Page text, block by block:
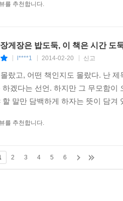
를 만날 수 있다면, 그리하여 내
, 영희 짝 철수], p.253.
들 때문에, 가 아니라
나는 여기 있는 것이다
는 마주치면 싸우지만 매일 아침
여준 정현종 시인, 늘 주는 사람으
석남 시인, 시를 쓰기 위한 조언을
는 동안 오롯이 언니만을 떠올려
를 추천합니다.
게장은 밥도둑, 이 책은 시간 도
l****1 2014-02-20 신고
랐고, 어떤 책인지도 몰랐다. 난
하겠다는 선언. 하지만 그 무모함
할 말만 담백하게 하자는 뜻이 담
를 추천합니다.
2 3 4 5 6